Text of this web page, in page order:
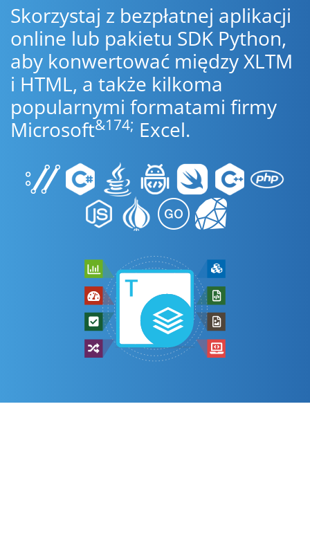
Skorzystaj z bezpłatnej aplikacji
online lub pakietu SDK Python,
aby konwertować między XLTM
i HTML, a także kilkoma
popularnymi formatami firmy
Microsoft&174; Excel.